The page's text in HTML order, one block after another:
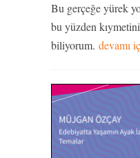
Bu gerçeğe yürek
bu yüzden
biliyorum. devamı